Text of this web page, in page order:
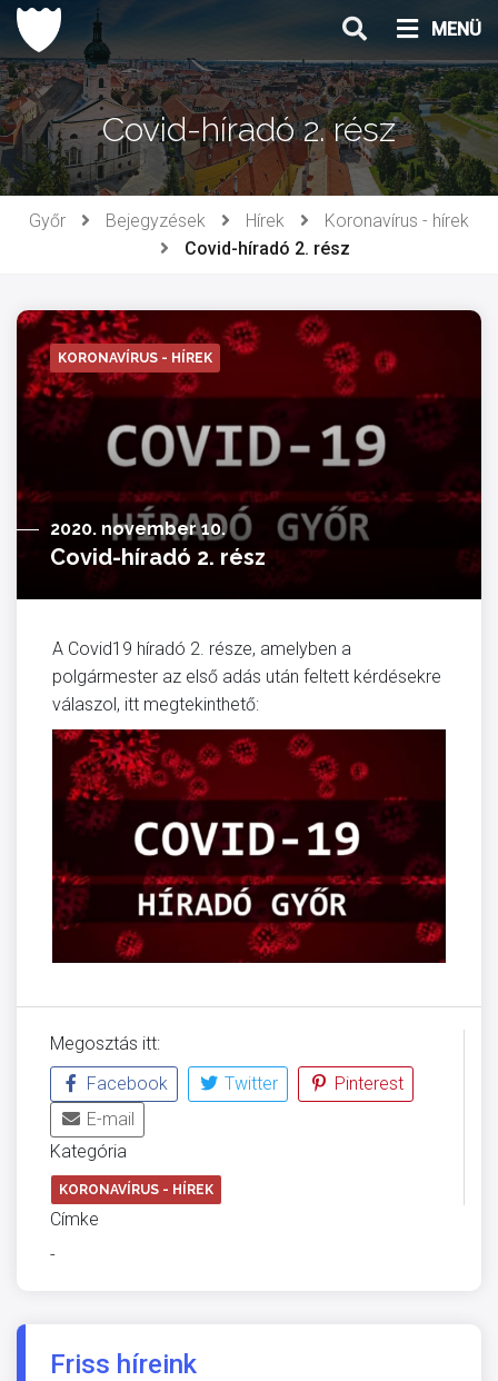
Ugrás
tartalomhoz
MENÜ
Covid-híradó 2. rész
Győr Bejegyzések Hírek
Koronavírus - hírek
Covid-híradó 2. rész
KORONAVÍRUS - HÍREK
2020. november 10.
Covid-híradó 2. rész
A Covid19 híradó 2. része, amelyben a
polgármester az első adás után feltett kérdésekre
válaszol, itt megtekinthető:
Megosztás itt:
Facebook
Twitter
Pinterest
E-mail
Kategória
KORONAVÍRUS - HÍREK
Címke
-
Friss híreink